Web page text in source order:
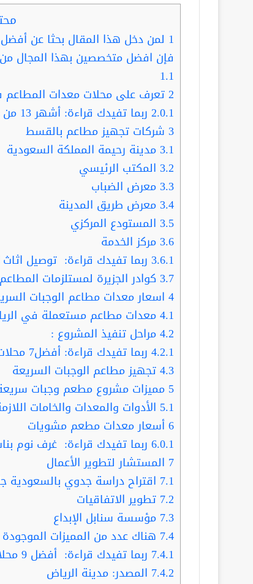
1 لمن دخل هذا المقال بحثا عن
فإن افضل متخصصين بهذا المجال
1.1
2تعرف على محلات معدات المطاعم
2.0.1 ربما تفيدك قراءة: أشهر 13 من محلات تفصيل مطابخ في الرياض
3 شركات تجهيز مطاعم بالقسط
3.1مدينة رحيمة المملكة السعودية
3.2 المكتب الرئيسي
3.3معرض الضباب
3.4معرض طريق المدينة
3.5 المستودع المركزي
3.6مركز الخدمة
3.6.1 ربما تفيدك قراءة: توصيل اثاث
3.7 كوادر الجزيرة لمستلزمات
4 اسعار معدات مطاعم الوجبات
4.1معدات مطاعم مستعملة في
4.2مراحل تنفيذ المشروع :
4.2.1 ربما تفيدك قراءة: أفضل7 محلات أثاث مكتبي في الرياض
4.3تجهيز مطاعم الوجبات السريعة
5 مميزات مشروع مطعم وجبات
5.1 الأدوات والمعدات والخامات
6أسعار معدات مطعم مشويات
6.0.1 ربما تفيدك قراءة: غرف نوم
7 المستشار لتطوير الأعمال
7.1 اقتراح دراسة جدوي بالسعودية
7.2 تطوير الاتفاقيات
7.3 مؤسسة سنابل الإبداع
7.4 هناك عدد من المميزات
7.4.1 ربما تفيدك قراءة: أفضل 9 محلات مطابخ في الرياض .. لمحبي الأناقة والتميز
7.4.2 المصدر: مدينة الرياض